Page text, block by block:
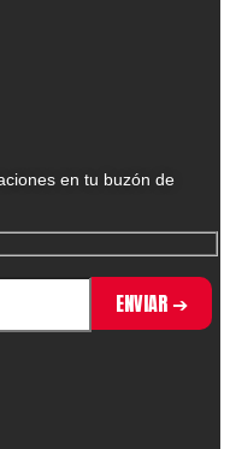
en tu buzón de